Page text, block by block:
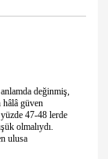
değinmiş,
güven
47-48 lerde
olmalıydı.
ulusa